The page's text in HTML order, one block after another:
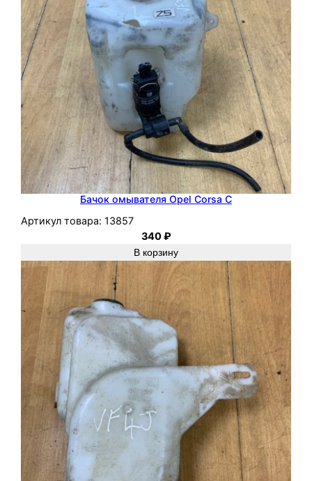
Бачок омывателя Opel Corsa C
Артикул товара: 13857
340₽
В корзину